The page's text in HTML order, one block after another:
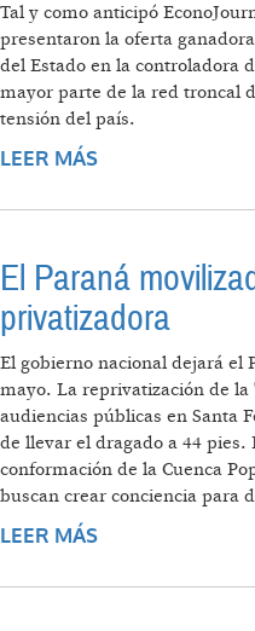
Tal y como anticipó
presentaron la oferta
del Estado en la controladora
mayor parte de la red troncal
tensión del país.
LEER MÁS
LA OFERTA
El Paraná
privatizadora
El gobierno nacional dejará el
mayo. La reprivatización de la
audiencias públicas en Santa
de llevar el dragado a 44
conformación de la Cuenca
buscan crear conciencia para
LEER MÁS